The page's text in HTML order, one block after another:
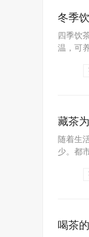
冬季
四季饮
温，可
藏茶
随着生
少。都
喝茶